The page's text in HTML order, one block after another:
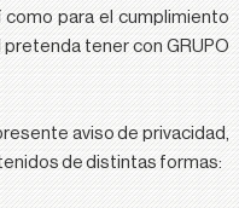
para el cumplimiento
tener con GRUPO
aviso de privacidad,
de distintas formas: